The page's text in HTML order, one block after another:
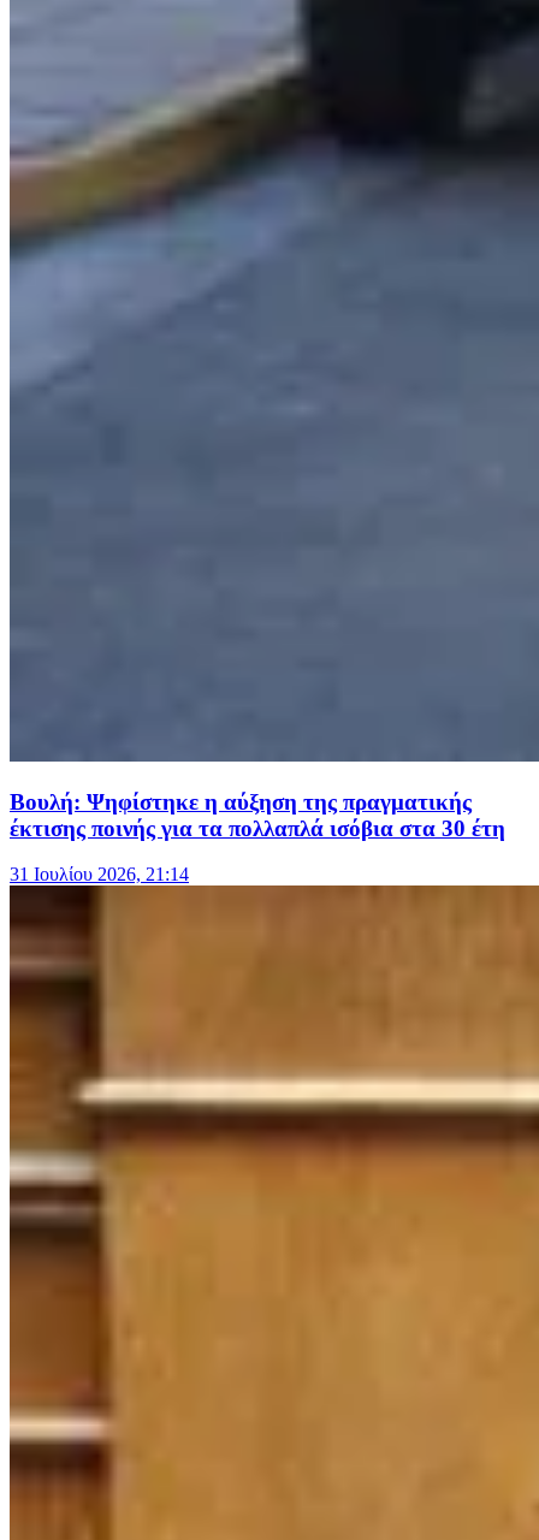
Βουλή: Ψηφίστηκε η αύξηση της πραγματικής
έκτισης ποινής για τα πολλαπλά ισόβια στα 30 έτη
31 Ιουλίου 2026, 21:14